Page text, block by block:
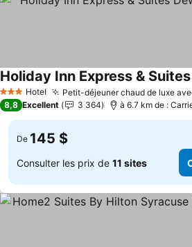
3 ÉtoilesHotel Petit-déjeuner chaud de luxe
Consulter les prix
8,8 Excellent 3 364 à 6.7 km de :
De 145 $
Consulter les prix de 11 sites